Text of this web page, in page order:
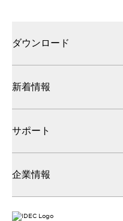
ダウンロード
新着情報
サポート
企業情報